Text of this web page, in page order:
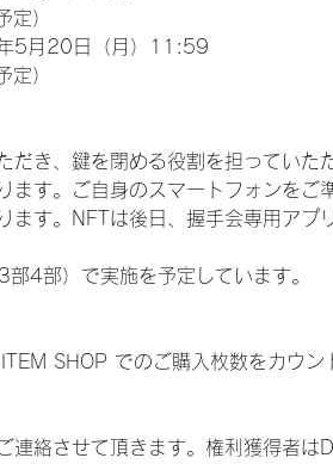
）
5月20日（月）11:59
）
き、鍵を閉める役割を担っていた
す。ご自身のスマートフォンをご
す。NFTは後日、握手会専用アプ
4部）で実施を予定しています。
SHOP でのご購入枚数をカウン
連絡させて頂きます。権利獲得者は